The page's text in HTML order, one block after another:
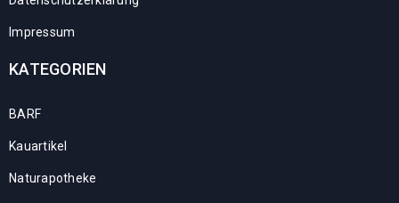
Impressum
KATEGORIEN
BARF
Kauartikel
Naturapotheke